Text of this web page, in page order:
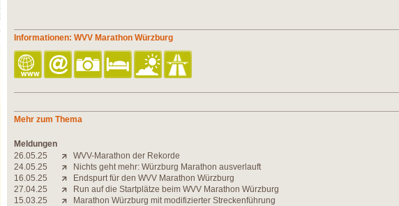
Informationen: WVV Marathon Würzburg
Mehr zum Thema
Meldungen
26.05.25
WVV-Marathon der Rekorde
24.05.25
Nichts geht mehr: Würzburg Marathon ausverlauft
16.05.25
Endspurt für den WVV Marathon Würzburg
27.04.25
Run auf die Startplätze beim WVV Marathon Würzburg
15.03.25
Marathon Würzburg mit modifizierter Streckenführung